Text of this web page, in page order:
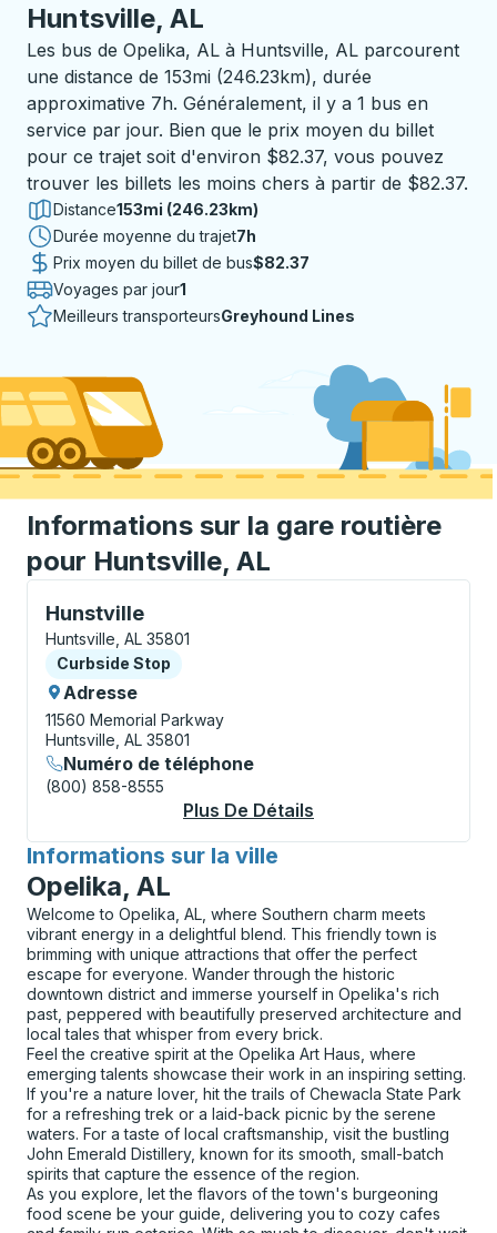
Huntsville, AL
Les bus de Opelika, AL à Huntsville, AL parcourent
une distance de 153mi (246.23km), durée
approximative 7h. Généralement, il y a 1 bus en
service par jour. Bien que le prix moyen du billet
pour ce trajet soit d'environ $82.37, vous pouvez
trouver les billets les moins chers à partir de $82.37.
Distance153mi (246.23km)
Durée moyenne du trajet7 heures
7h
Prix moyen du billet de bus$82.37
Voyages par jour1
Meilleurs transporteursGreyhound Lines
Informations sur la gare routière
pour Huntsville, AL
Hunstville
Curbside Stop, utilisez les touches fléchées ou la
Huntsville, AL 35801
Curbside Stop
Curbside Stop
Adresse
11560 Memorial Parkway
Huntsville, AL 35801
Numéro de téléphone
(800) 858-8555
Plus De Détails
Informations sur la ville
pour
Opelika, AL
Welcome to Opelika, AL, where Southern charm meets
vibrant energy in a delightful blend. This friendly town is
brimming with unique attractions that offer the perfect
escape for everyone. Wander through the historic
downtown district and immerse yourself in Opelika's rich
past, peppered with beautifully preserved architecture and
local tales that whisper from every brick.
Feel the creative spirit at the Opelika Art Haus, where
emerging talents showcase their work in an inspiring setting.
If you're a nature lover, hit the trails of Chewacla State Park
for a refreshing trek or a laid-back picnic by the serene
waters. For a taste of local craftsmanship, visit the bustling
John Emerald Distillery, known for its smooth, small-batch
spirits that capture the essence of the region.
As you explore, let the flavors of the town's burgeoning
food scene be your guide, delivering you to cozy cafes